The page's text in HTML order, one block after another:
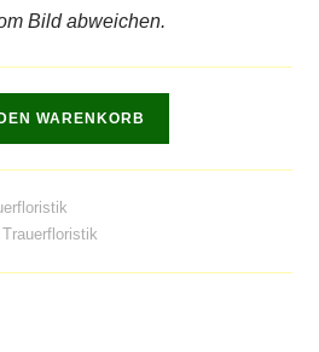
Bild abweichen.
WARENKORB
Trauerfloristik